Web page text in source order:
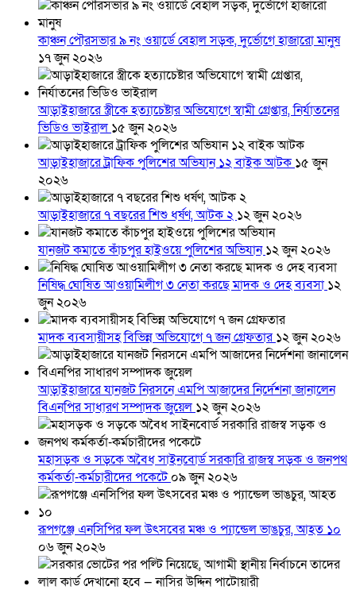
কাঞ্চন পৌরসভার ৯ নং ওয়ার্ডে বেহাল সড়ক, দুর্ভোগে হাজারো মানুষ
১৭ জুন ২০২৬
আড়াইহাজারে স্ত্রীকে হত্যাচেষ্টার অভিযোগে স্বামী গ্রেপ্তার, নির্যাতনের
ভিডিও ভাইরাল ১৫ জুন ২০২৬
আড়াইহাজারে ট্রাফিক পুলিশের অভিযান ১২ বাইক আটক ১৫ জুন
২০২৬
আড়াইহাজারে ৭ বছরের শিশু ধর্ষণ, আটক ২ ১২ জুন ২০২৬
যানজট কমাতে কাঁচপুর হাইওয়ে পুলিশের অভিযান১২ জুন ২০২৬
নিষিদ্ধ ঘোষিত আওয়ামিলীগ ৩ নেতা করছে মাদক ও দেহ ব্যবসা ১২
জুন ২০২৬
মাদক ব্যবসায়ীসহ বিভিন্ন অভিযোগে ৭ জন গ্রেফতার১২ জুন ২০২৬
আড়াইহাজারে যানজট নিরসনে এমপি আজাদের নির্দেশনা জানালেন
বিএনপির সাধারণ সম্পাদক জুয়েল ১২ জুন ২০২৬
মহাসড়ক ও সড়কে অবৈধ সাইনবোর্ড সরকারি রাজস্ব সড়ক ও জনপথ
কর্মকর্তা-কর্মচারীদের পকেটে০৯ জুন ২০২৬
রূপগঞ্জে এনসিপির ফল উৎসবের মঞ্চ ও প্যান্ডেল ভাঙচুর, আহত ১০
০৬ জুন ২০২৬